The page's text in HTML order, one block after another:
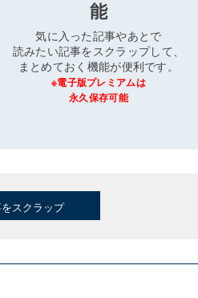
能
気に入った記事やあとで
読みたい記事をスクラップして、
まとめておく機能が便利です。
※電子版プレミアムは
永久保存可能
スクラップ